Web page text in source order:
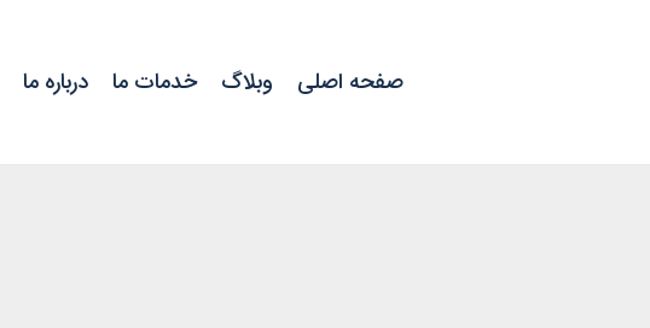
صفحه اصلی وبلاگ خدمات ما درباره ما